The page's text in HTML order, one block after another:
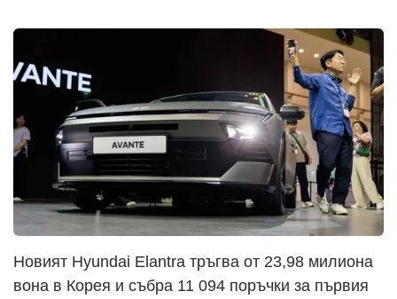
Новият Hyundai Elantra тръгва от 23,98 милиона
вона в Корея и събра 11 094 поръчки за първия